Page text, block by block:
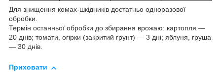
Для знищення комах-шкідників достатньо одноразової
обробки.
Термін останньої обробки до збирання врожаю: картопля —
20 днів; томати, огірки (закритий грунт) — 3 дні; яблуня, груша
— 30 днів.
Приховати